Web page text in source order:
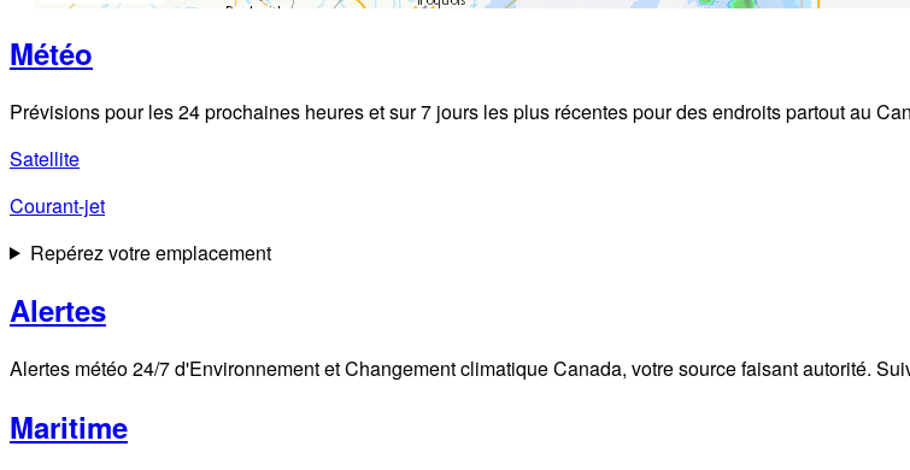
Météo
Prévisions pour les 24 prochaines heures et sur 7 jours les plus récentes pour des endroits partout au
Satellite
Courant-jet
Repérez votre emplacement
Alertes
Alertes météo 24/7 d'Environnement et Changement climatique Canada, votre source faisant autorité.
Maritime